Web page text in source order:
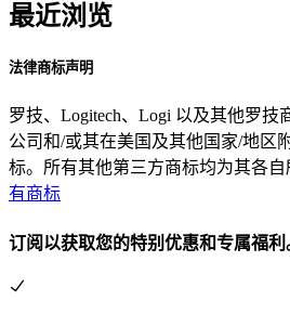
最近浏览
法律商标声明
罗技、Logitech、Logi 以及其他罗技
公司和/或其在美国及其他国家/地区
标。所有其他第三方商标均为其各自
有商标
订阅以获取您的特别优惠和专属福利